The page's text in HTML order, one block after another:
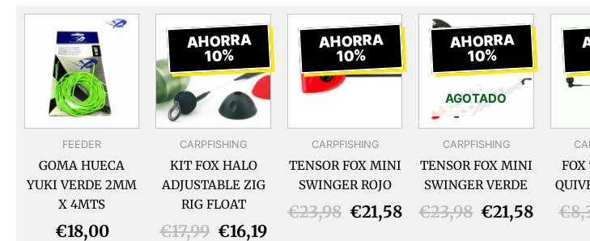
FEEDER
GOMA HUECA
YUKI VERDE 2MM
X 4MTS
€18,00
AHORRA
10%
CARPFISHING
KIT FOX HALO
ADJUSTABLE ZIG
RIG FLOAT
€17,99
El
precio
original
era:
€17,99.
€16,19
El
precio
actual
es:
€16,19.
AHORRA
10%
CARPFISHING
TENSOR FOX MINI
SWINGER ROJO
€23,98
El
precio
original
era:
€21,58
El
precio
actual
es:
€21,58.
AHORRA
10%
AGOTADO
CARPFISHING
TENSOR FOX MINI
SWINGER VERDE
€23,98
El
precio
original
era:
€23,98.
€21,58
El
precio
actual
es:
€